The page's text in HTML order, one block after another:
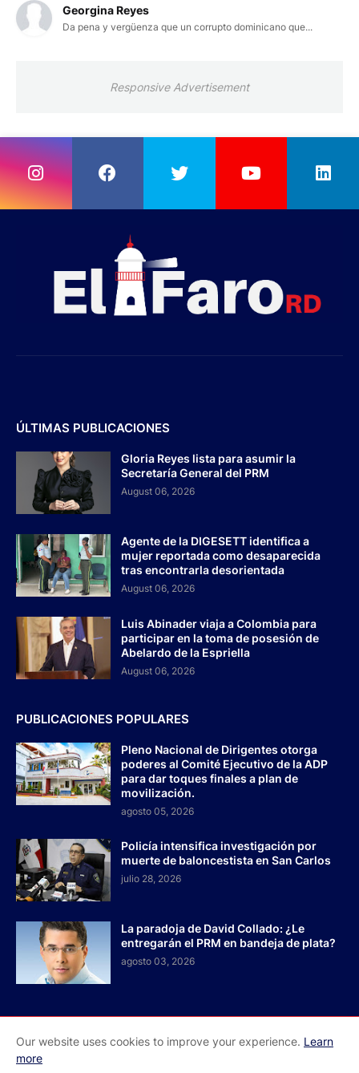
Georgina Reyes
Da pena y vergüenza que un corrupto dominicano que...
Responsive Advertisement
ÚLTIMAS PUBLICACIONES
Gloria Reyes lista para asumir la
Secretaría General del PRM
August 06, 2026
Agente de la DIGESETT identifica a
mujer reportada como desaparecida
tras encontrarla desorientada
August 06, 2026
Luis Abinader viaja a Colombia para
participar en la toma de posesión de
Abelardo de la Espriella
August 06, 2026
PUBLICACIONES POPULARES
Pleno Nacional de Dirigentes otorga
poderes al Comité Ejecutivo de la ADP
para dar toques finales a plan de
movilización.
agosto 05, 2026
Policía intensifica investigación por
muerte de baloncestista en San Carlos
julio 28, 2026
La paradoja de David Collado: ¿Le
entregarán el PRM en bandeja de plata?
agosto 03, 2026
Inicio Acerca de Nosotros
Contactos
Our website uses cookies to improve your experience. Learn
more